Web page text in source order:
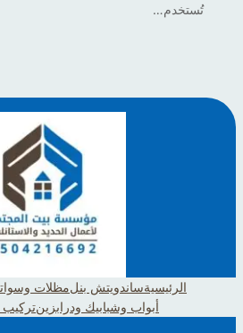
تُستخدم…
الرئيسيةساندويتش بنلمظلات
أبواب وشبابيك ودرابزينتركيب